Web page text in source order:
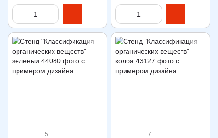
5
7